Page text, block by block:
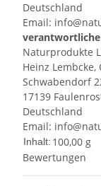
Deutschland
Email:
verantwortliche
Naturprodukte
Heinz
Schwabendorf
17139
Deutschland
Email:
Inhalt: 100,00 g
Bewertungen